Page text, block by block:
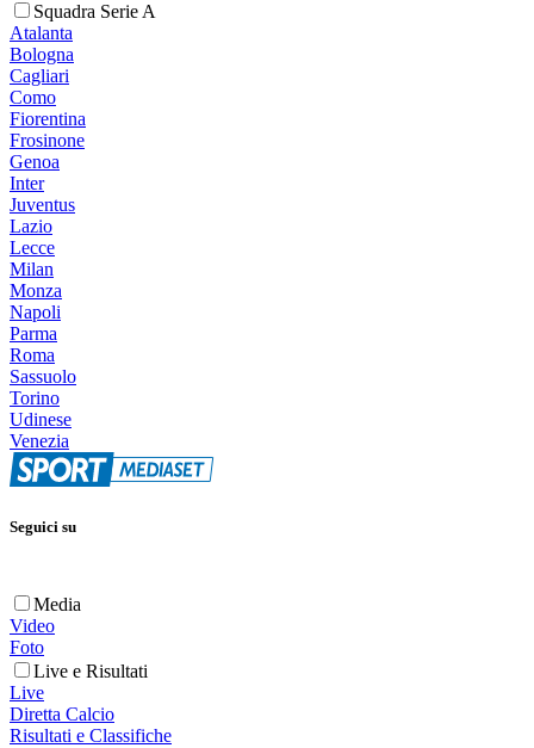
Squadra Serie A
Atalanta
Bologna
Cagliari
Como
Fiorentina
Frosinone
Genoa
Inter
Juventus
Lazio
Lecce
Milan
Monza
Napoli
Parma
Roma
Sassuolo
Torino
Udinese
Venezia
Seguici su
Media
Video
Foto
Live e Risultati
Live
Diretta Calcio
Risultati e Classifiche